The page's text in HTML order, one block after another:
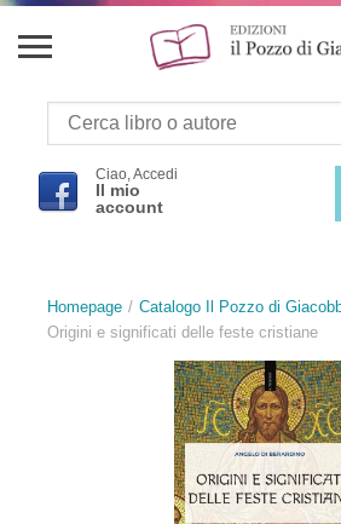
Ciao, Accedi
Il mio
account
Homepage Catalogo Il Pozzo di
Origini e significati delle feste cristiane